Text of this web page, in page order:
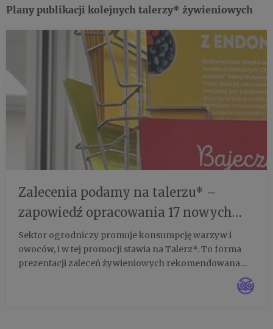
Plany publikacji kolejnych talerzy* żywieniowych
Zalecenia podamy na talerzu* –
zapowiedź opracowania 17 nowych
rekomendacji żywieniowych w
sezonie 2022
Sektor ogrodniczy promuje konsumpcję warzyw i
owoców, i w tej promocji stawia na Talerz*. To forma
prezentacji zaleceń żywieniowych rekomendowana
przez Instytut Żywności i Żywienia, Narodowy Instytut
Zdrowia Publicznego PZH-PIB. Wiele wskazuje, że to